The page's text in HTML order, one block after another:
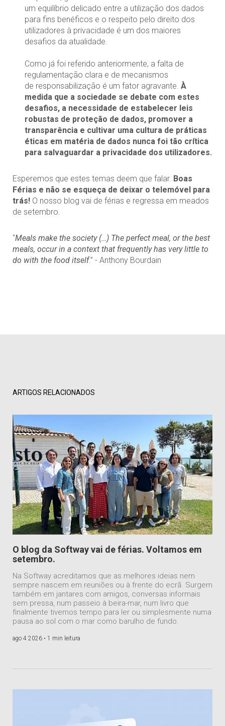
um equilíbrio delicado entre a utilização dos dados
para fins benéficos e o respeito pelo direito dos
utilizadores à privacidade é um dos maiores
desafios da atualidade.
Como já foi referido anteriormente, a falta de
regulamentação clara e de mecanismos
de responsabilização é um fator agravante. À
medida que a sociedade se debate com estes
desafios, a necessidade de estabelecer leis
robustas de proteção de dados, promover a
transparência e cultivar uma cultura de práticas
éticas em matéria de dados nunca foi tão crítica
para salvaguardar a privacidade dos utilizadores.
Esperemos que estes temas deem que falar. Boas
Férias e não se esqueça de deixar o telemóvel para
trás! O nosso blog vai de férias e regressa em meados
de setembro.
“Meals make the society (…) The perfect meal, or the best
meals, occur in a context that frequently has very little to
do with the food itself.” - Anthony Bourdain
ARTIGOS RELACIONADOS
O blog da Softway vai de férias. Voltamos em
setembro.
Na Softway acreditamos que as melhores ideias nem
sempre nascem em reuniões ou à frente do ecrã. Surgem
também em jantares com amigos, conversas informais
sem pressa, num passeio à beira-mar, num livro que
finalmente tivemos tempo para ler ou simplesmente numa
pausa ao sol com o mar como barulho de fundo.
ago 4 2026 • 1 min leitura